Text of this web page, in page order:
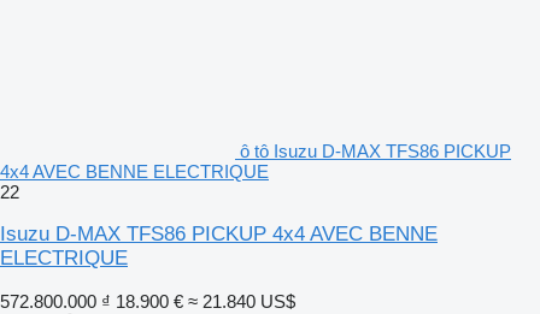
ô tô Isuzu D-MAX TFS86 PICKUP
4x4 AVEC BENNE ELECTRIQUE
22
Isuzu D-MAX TFS86 PICKUP 4x4 AVEC BENNE
ELECTRIQUE
572.800.000 ₫ 18.900 € ≈ 21.840 US$